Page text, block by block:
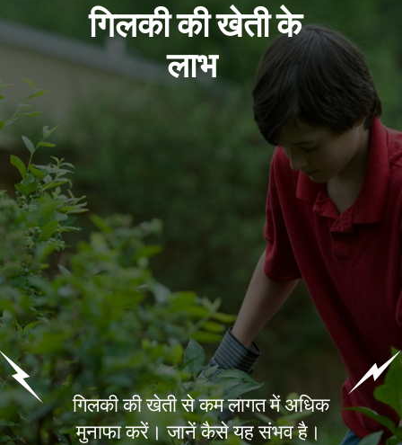
गिलकी की खेती से कम लागत में अधिक
मुनाफा करें। जानें कैसे यह संभव है।
गिलकी की खेती के
लाभ